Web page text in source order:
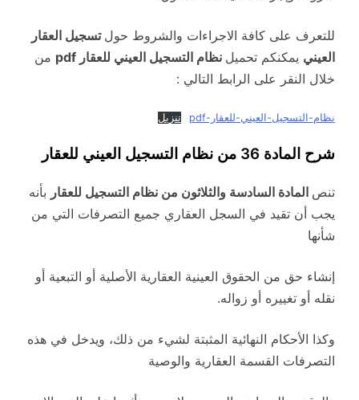
للتعرف على كافة الاجراءات والشروط حول تسجيل العقار
العيني يمكنكم تحميل نظام التسجيل العيني للعقار pdf
من
خلال النقر على الرابط التالي :
نظام-التسجيل-العيني-للعقار-pdf تنزيل
شرح المادة 36 من نظام التسجيل العيني للعقار
تنص المادة السادسة والثلاثون من نظام التسجيل للعقار بأنه
يجب أن تقيد في السجل العقاري جميع التصرفات التي من
شأنها
إنشاء حق من الحقوق العينية العقارية الأصلية أو التبعية أو
نقله أو تغييره أو زواله.
وكذا الأحكام النهائية المثبتة لشيء من ذلك، ويدخل في هذه
التصرفات القسمة العقارية والوصية